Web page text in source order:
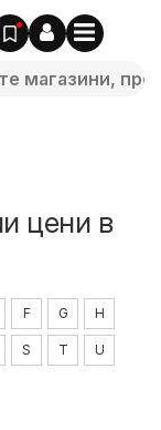
цени в
F G H
S T U